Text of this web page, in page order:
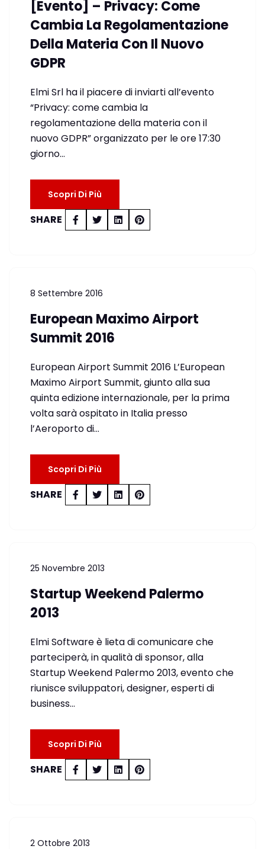
[Evento] – Privacy: Come
Cambia La Regolamentazione
Della Materia Con Il Nuovo
GDPR
Elmi Srl ha il piacere di inviarti all’evento
“Privacy: come cambia la
regolamentazione della materia con il
nuovo GDPR” organizzato per le ore 17:30
giorno…
Scopri Di Più
SHARE
8 Settembre 2016
European Maximo Airport
Summit 2016
European Airport Summit 2016 L’European
Maximo Airport Summit, giunto alla sua
quinta edizione internazionale, per la prima
volta sarà ospitato in Italia presso
l’Aeroporto di…
Scopri Di Più
SHARE
25 Novembre 2013
Startup Weekend Palermo
2013
Elmi Software è lieta di comunicare che
parteciperà, in qualità di sponsor, alla
Startup Weekend Palermo 2013, evento che
riunisce sviluppatori, designer, esperti di
business…
Scopri Di Più
SHARE
2 Ottobre 2013